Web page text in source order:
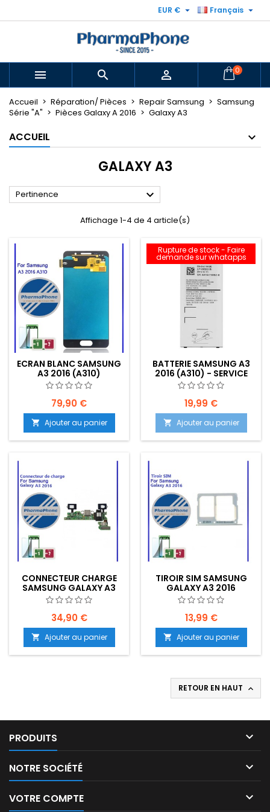
Français 
EUR € 
   0
Accueil Réparation/ Pièces Repair Samsung
Samsung
Série "A"
Pièces Galaxy A 2016 Galaxy A3
ACCUEIL
GALAXY A3
Pertinence 
Affichage 1-4 de 4 article(s)
ECRAN BLANC SAMSUNG
A3 2016 (A310)
EMPLACEMENT: Z2-R01-
E05
79,90 €
 Ajouter au panier
Rupture de stock - Faire
demande sur whatapps
BATTERIE SAMSUNG A3
2016 (A310) - SERVICE
PACK -
19,99 €
 Ajouter au panier
CONNECTEUR CHARGE
SAMSUNG GALAXY A3
2016 (A310)
EMPLACEMENT: Z2-R15-
E8
34,90 €
 Ajouter au panier
TIROIR SIM SAMSUNG
GALAXY A3 2016
13,99 €
 Ajouter au panier
RETOUR EN HAUT 
PRODUITS 
NOTRE SOCIÉTÉ 
VOTRE COMPTE 